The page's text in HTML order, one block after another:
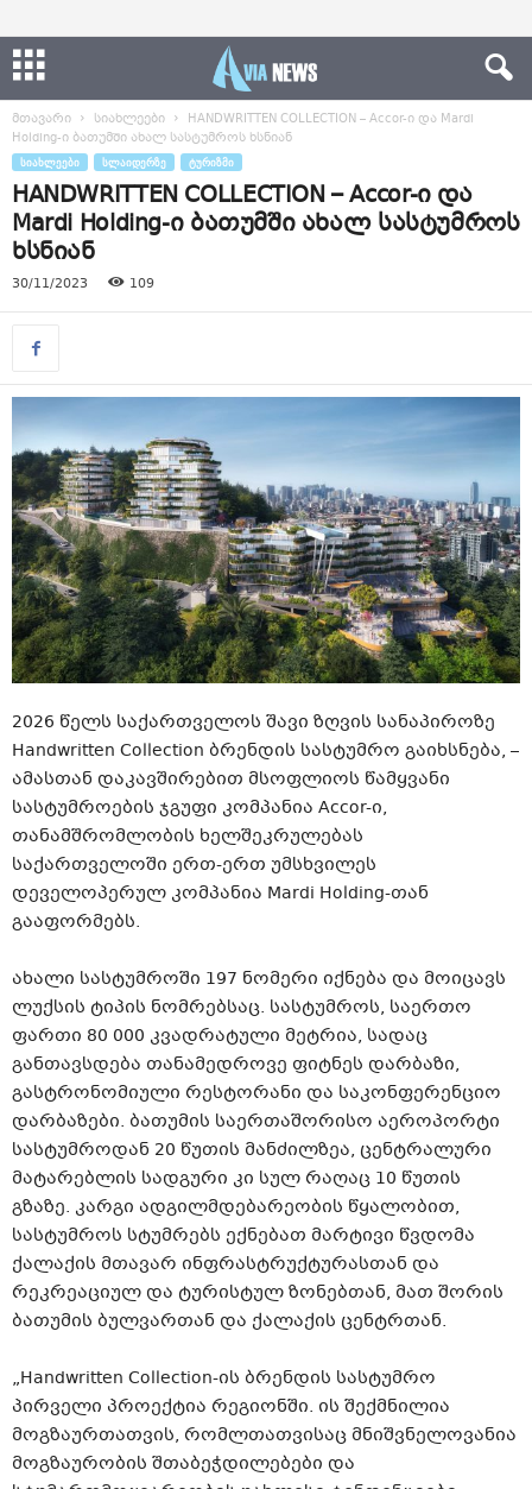
მთავარი სიახლეები
HANDWRITTEN COLLECTION – Accor-ი და Mardi
Holding-ი ბათუმში ახალ სასტუმროს ხსნიან
ᲡᲘᲐᲮᲚᲔᲔᲑᲘ ᲡᲚᲐᲘᲓᲔᲠᲖᲔ ᲢᲣᲠᲘᲖᲛᲘ
HANDWRITTEN COLLECTION – Accor-ი და
Mardi Holding-ი ბათუმში ახალ სასტუმროს
ხსნიან
30/11/2023 109
2026 წელს საქართველოს შავი ზღვის სანაპიროზე
Handwritten Collection ბრენდის სასტუმრო გაიხსნება, –
ამასთან დაკავშირებით მსოფლიოს წამყვანი
სასტუმროების ჯგუფი კომპანია Accor-ი,
თანამშრომლობის ხელშეკრულებას
საქართველოში ერთ-ერთ უმსხვილეს
დეველოპერულ კომპანია Mardi Holding-თან
გააფორმებს.
ახალი სასტუმროში 197 ნომერი იქნება და მოიცავს
ლუქსის ტიპის ნომრებსაც. სასტუმროს, საერთო
ფართი 80 000 კვადრატული მეტრია, სადაც
განთავსდება თანამედროვე ფიტნეს დარბაზი,
გასტრონომიული რესტორანი და საკონფერენციო
დარბაზები. ბათუმის საერთაშორისო აეროპორტი
სასტუმროდან 20 წუთის მანძილზეა, ცენტრალური
მატარებლის სადგური კი სულ რაღაც 10 წუთის
გზაზე. კარგი ადგილმდებარეობის წყალობით,
სასტუმროს სტუმრებს ექნებათ მარტივი წვდომა
ქალაქის მთავარ ინფრასტრუქტურასთან და
რეკრეაციულ და ტურისტულ ზონებთან, მათ შორის
ბათუმის ბულვართან და ქალაქის ცენტრთან.
„Handwritten Collection-ის ბრენდის სასტუმრო
პირველი პროექტია რეგიონში. ის შექმნილია
მოგზაურთათვის, რომლთათვისაც მნიშვნელოვანია
მოგზაურობის შთაბეჭდილებები და